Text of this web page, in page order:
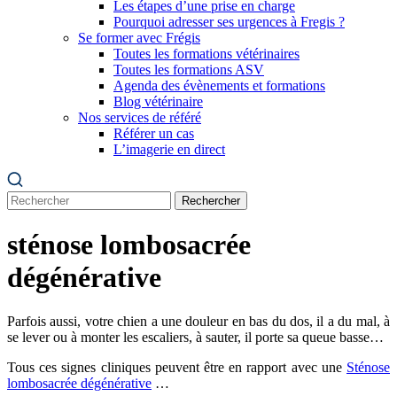
Les étapes d’une prise en charge
Pourquoi adresser ses urgences à Fregis ?
Se former avec Frégis
Toutes les formations vétérinaires
Toutes les formations ASV
Agenda des évènements et formations
Blog vétérinaire
Nos services de référé
Référer un cas
L’imagerie en direct
Rechercher
sténose lombosacrée
dégénérative
Parfois aussi, votre chien a une douleur en bas du dos, il a du mal, à
se lever ou à monter les escaliers, à sauter, il porte sa queue basse…
Tous ces signes cliniques peuvent être en rapport avec une Sténose
lombosacrée dégénérative …